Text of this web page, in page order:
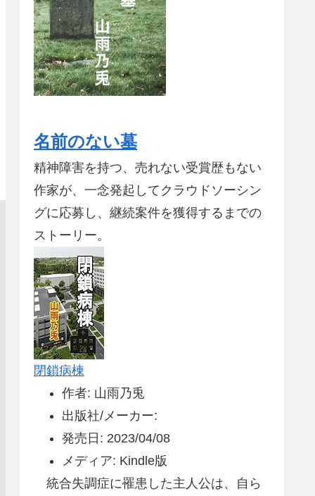
名前のない墓
精神障害を持つ、売れない受賞歴もない
作家が、一念発起してクラウドソーシン
グに応募し、継続案件を獲得するまでの
ストーリー。
閉鎖病棟
作者: 山雨乃兎
出版社/メーカー:
発売日: 2023/04/08
メディア: Kindle版
統合失調症に罹患した主人公は、自ら